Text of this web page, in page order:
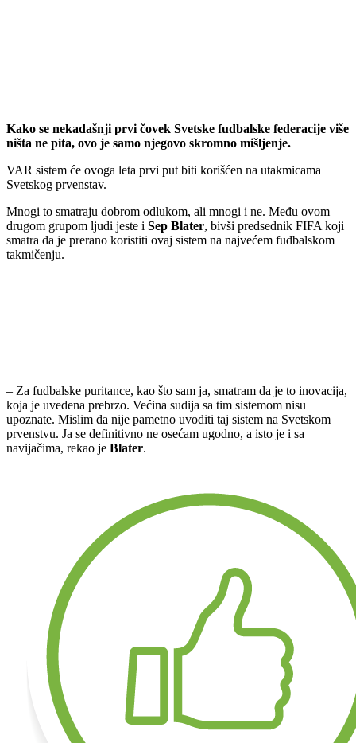
Kako se nekadašnji prvi čovek Svetske fudbalske federacije više
ništa ne pita, ovo je samo njegovo skromno mišljenje.
VAR sistem će ovoga leta prvi put biti korišćen na utakmicama
Svetskog prvenstav.
Mnogi to smatraju dobrom odlukom, ali mnogi i ne. Među ovom
drugom grupom ljudi jeste i Sep Blater, bivši predsednik FIFA koji
smatra da je prerano koristiti ovaj sistem na najvećem fudbalskom
takmičenju.
– Za fudbalske puritance, kao što sam ja, smatram da je to inovacija,
koja je uvedena prebrzo. Većina sudija sa tim sistemom nisu
upoznate. Mislim da nije pametno uvoditi taj sistem na Svetskom
prvenstvu. Ja se definitivno ne osećam ugodno, a isto je i sa
navijačima, rekao je Blater.